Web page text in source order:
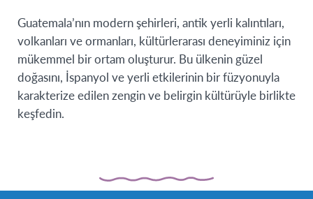
Guatemala’nın modern şehirleri, antik yerli kalıntıları,
volkanları ve ormanları, kültürlerarası deneyiminiz için
mükemmel bir ortam oluşturur. Bu ülkenin güzel
doğasını, İspanyol ve yerli etkilerinin bir füzyonuyla
karakterize edilen zengin ve belirgin kültürüyle birlikte
keşfedin.